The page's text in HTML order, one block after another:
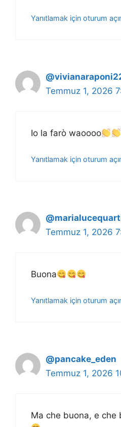
Yanıtlamak için oturum
Temmuz 1, 2026
Io la farò waoooo
Yanıtlamak için oturum
Temmuz 1, 2026
Buona
Yanıtlamak için oturum
@pancake_eden
Temmuz 1, 2026
Ma che buona, e che